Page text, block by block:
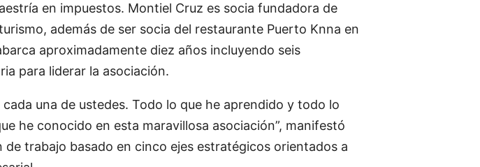
en impuestos. Montiel Cruz es socia fundadora de
además de ser socia del restaurante Puerto Knna en
aproximadamente diez años incluyendo seis
para liderar la asociación.
una de ustedes. Todo lo que he aprendido y todo lo
he conocido en esta maravillosa asociación”, manifestó
trabajo basado en cinco ejes estratégicos orientados a